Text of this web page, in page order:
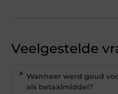
Veelgestelde
Wanneer werd goud
als betaalmiddel?